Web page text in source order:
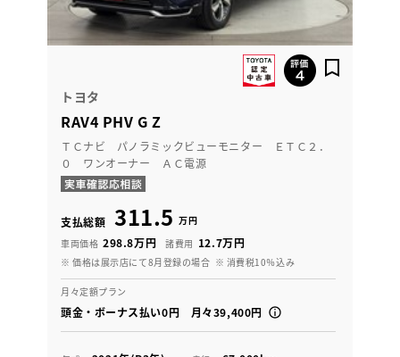
トヨタ
RAV4 PHV G Z
ＴＣナビ パノラミックビューモニター ＥＴＣ２．
０ ワンオーナー ＡＣ電源
支払総額 311.5 万円
車両価格 298.8万円 諸費用 12.7万円
※ 価格は展示店にて8月登録の場合 ※ 消費税10％込み
月々定額プラン
頭金・ボーナス払い0円 月々39,400円